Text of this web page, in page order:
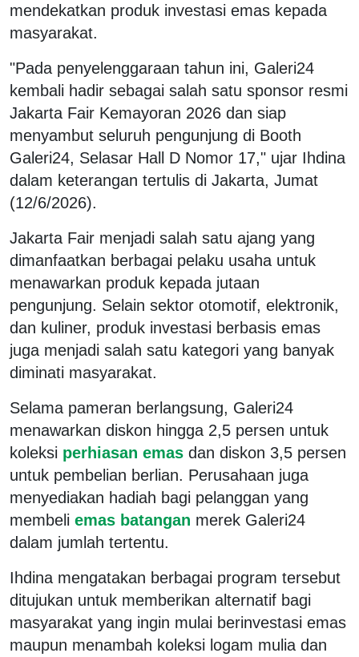
mendekatkan produk investasi emas kepada
masyarakat.
"Pada penyelenggaraan tahun ini, Galeri24
kembali hadir sebagai salah satu sponsor resmi
Jakarta Fair Kemayoran 2026 dan siap
menyambut seluruh pengunjung di Booth
Galeri24, Selasar Hall D Nomor 17," ujar Ihdina
dalam keterangan tertulis di Jakarta, Jumat
(12/6/2026).
Jakarta Fair menjadi salah satu ajang yang
dimanfaatkan berbagai pelaku usaha untuk
menawarkan produk kepada jutaan
pengunjung. Selain sektor otomotif, elektronik,
dan kuliner, produk investasi berbasis emas
juga menjadi salah satu kategori yang banyak
diminati masyarakat.
Selama pameran berlangsung, Galeri24
menawarkan diskon hingga 2,5 persen untuk
koleksi perhiasan emas dan diskon 3,5 persen
untuk pembelian berlian. Perusahaan juga
menyediakan hadiah bagi pelanggan yang
membeli emas batangan merek Galeri24
dalam jumlah tertentu.
Ihdina mengatakan berbagai program tersebut
ditujukan untuk memberikan alternatif bagi
masyarakat yang ingin mulai berinvestasi emas
maupun menambah koleksi logam mulia dan